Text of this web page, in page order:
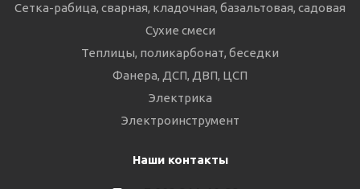
Сетка-рабица, сварная, кладочная, базальтовая, садовая
Сухие смеси
Теплицы, поликарбонат, беседки
Фанера, ДСП, ДВП, ЦСП
Электрика
Электроинструмент
Наши контакты